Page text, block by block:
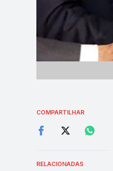
COMPARTILHAR
RELACIONADAS